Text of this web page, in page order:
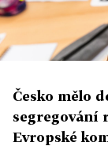
Česko mělo
segregování
Evropské